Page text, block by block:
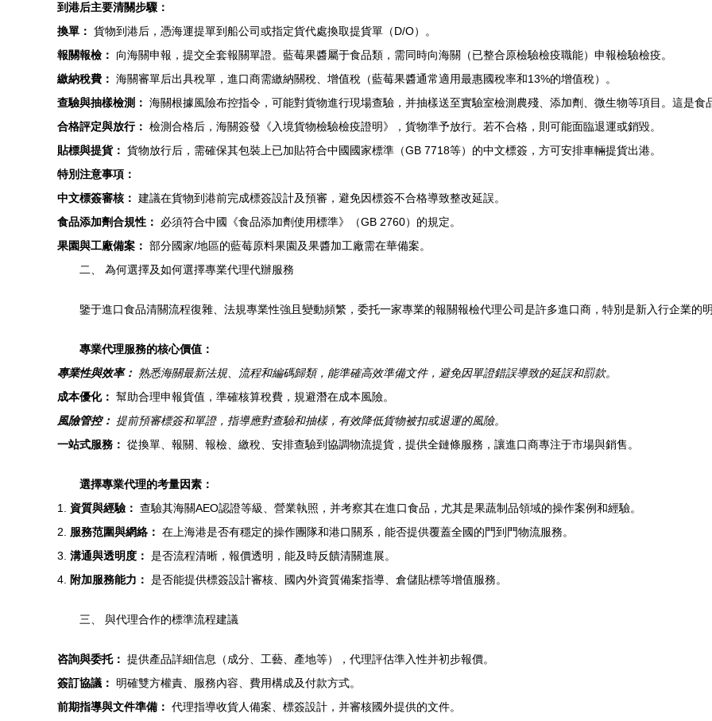
到港后主要清關步驟：
換單： 貨物到港后，憑海運提單到船公司或指定貨代處換取提貨單（D/O）。
報關報檢：
向海關申報，提交全套報關單證。藍莓果醬屬于食品類，需同時向海關（已整合原檢驗檢疫職能）申報檢驗檢疫。
繳納稅費： 海關審單后出具稅單，進口商需繳納關稅、增值稅（藍莓果醬通常適用最惠國稅率和13%的增值稅）。
查驗與抽樣檢測： 海關根據風險布控指令，可能對貨物進行現場查驗，并抽樣送至實驗室檢測農殘、添加劑、微生物等項目。這是食
合格評定與放行： 檢測合格后，海關簽發《入境貨物檢驗檢疫證明》，貨物準予放行。若不合格，則可能面臨退運或銷毀。
貼標與提貨： 貨物放行后，需確保其包裝上已加貼符合中國國家標準（GB 7718等）的中文標簽，方可安排車輛提貨出港。
特別注意事項：
中文標簽審核： 建議在貨物到港前完成標簽設計及預審，避免因標簽不合格導致整改延誤。
食品添加劑合規性：
必須符合中國《食品添加劑使用標準》（GB 2760）的規定。
果園與工廠備案： 部分國家/地區的藍莓原料果園及果醬加工廠需在華備案。
二、 為何選擇及如何選擇專業代理代辦服務
鑒于進口食品清關流程復雜、法規專業性強且變動頻繁，委托一家專業的報關報檢代理公司是許多進口商，特別是新入行企業的明
專業代理服務的核心價值：
專業性與效率： 熟悉海關最新法規、流程和編碼歸類，能準確高效準備文件，避免因單證錯誤導致的延誤和罰款。
成本優化： 幫助合理申報貨值，準確核算稅費，規避潛在成本風險。
風險管控： 提前預審標簽和單證，指導應對查驗和抽樣，有效降低貨物被扣或退運的風險。
一站式服務： 從換單、報關、報檢、繳稅、安排查驗到協調物流提貨，提供全鏈條服務，讓進口商專注于市場與銷售。
選擇專業代理的考量因素：
1. 資質與經驗： 查驗其海關AEO認證等級、營業執照，并考察其在進口食品，尤其是果蔬制品領域的操作案例和經驗。
2. 服務范圍與網絡： 在上海港是否有穩定的操作團隊和港口關系，能否提供覆蓋全國的門到門物流服務。
3. 溝通與透明度： 是否流程清晰，報價透明，能及時反饋清關進展。
4.
附加服務能力： 是否能提供標簽設計審核、國內外資質備案指導、倉儲貼標等增值服務。
三、 與代理合作的標準流程建議
咨詢與委托： 提供產品詳細信息（成分、工藝、產地等），代理評估準入性并初步報價。
簽訂協議：
明確雙方權責、服務內容、費用構成及付款方式。
前期指導與文件準備： 代理指導收貨人備案、標簽設計，并審核國外提供的文件。